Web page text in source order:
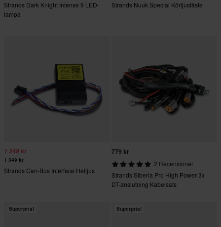
Strands Dark Knight Intense 9 LED-
lampa
Strands Nuuk Special Körljusfäste
1 249 kr
1 349 kr
Strands Can-Bus Interface Helljus
779 kr
2 Recensioner
Strands Siberia Pro High Power 3x
DT-anslutning Kabelsats
Superpris! Superpris!